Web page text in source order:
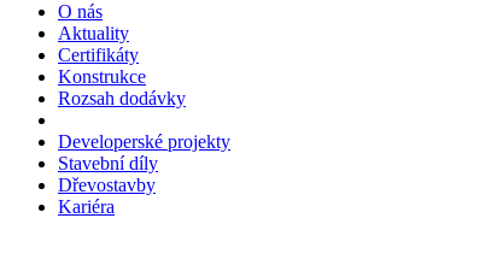
O nás
Aktuality
Certifikáty
Konstrukce
Rozsah dodávky
Developerské projekty
Stavební díly
Dřevostavby
Kariéra